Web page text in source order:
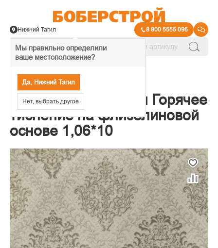
Мы правильно определили
ваше местоположение?
Да, Нижний Тагил
Нет, выбрать другое
Нижний Тагил 8 800 5555 096
Обои Elysium Верди Горячее
тиснение на флизелиновой
основе 1,06*10